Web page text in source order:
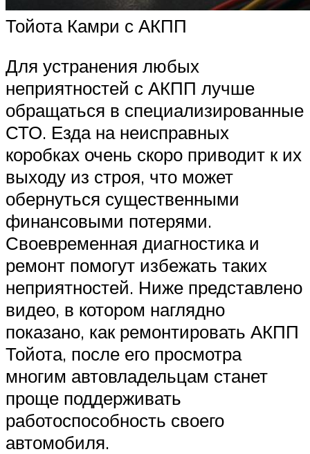
Тойота Камри с АКПП
Для устранения любых
неприятностей с АКПП лучше
обращаться в специализированные
СТО. Езда на неисправных
коробках очень скоро приводит к их
выходу из строя, что может
обернуться существенными
финансовыми потерями.
Своевременная диагностика и
ремонт помогут избежать таких
неприятностей. Ниже представлено
видео, в котором наглядно
показано, как ремонтировать АКПП
Тойота, после его просмотра
многим автовладельцам станет
проще поддерживать
работоспособность своего
автомобиля.